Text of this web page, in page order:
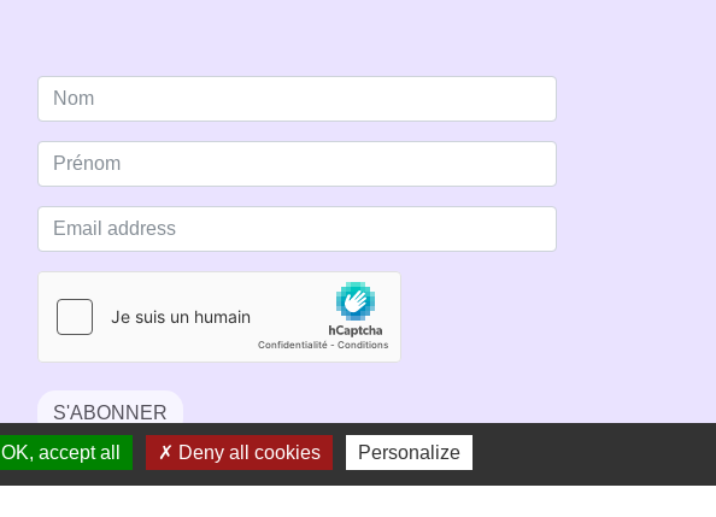
S'ABONNER
OK, accept all Deny all cookies Personalize